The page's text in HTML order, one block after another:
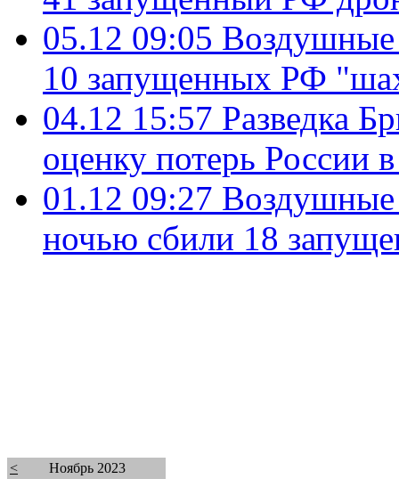
05.12 09:05
10 запущенных РФ
04.12 15:57 Разведка
оценку потерь России
01.12 09:27
ночью сбили 18
<
Ноябрь 2023